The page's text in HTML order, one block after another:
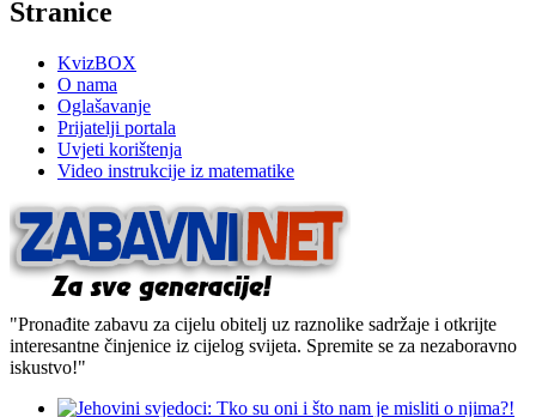
Stranice
KvizBOX
O nama
Oglašavanje
Prijatelji portala
Uvjeti korištenja
Video instrukcije iz matematike
"Pronađite zabavu za cijelu obitelj uz raznolike sadržaje i otkrijte
interesantne činjenice iz cijelog svijeta. Spremite se za nezaboravno
iskustvo!"